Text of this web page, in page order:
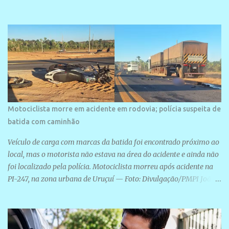
Motociclista morre em acidente em rodovia; polícia suspeita de
batida com caminhão
Veículo de carga com marcas da batida foi encontrado próximo ao
local, mas o motorista não estava na área do acidente e ainda não
foi localizado pela polícia. Motociclista morreu após acidente na
PI-247, na zona urbana de Uruçuí — Foto: Divulgação/PMPI João
A Polícia Militar informou que um caminhão com marcas de